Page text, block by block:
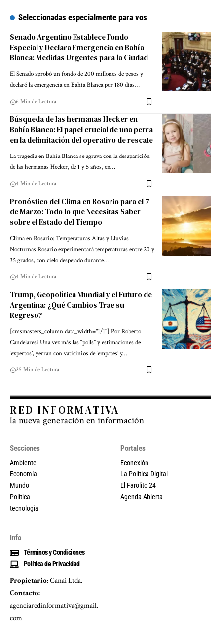
Seleccionadas especialmente para vos
Senado Argentino Establece Fondo
Especial y Declara Emergencia en Bahía
Blanca: Medidas Urgentes para la Ciudad
El Senado aprobó un fondo de 200 millones de pesos y
declaró la emergencia en Bahía Blanca por 180 días…
6 Min de Lectura
Búsqueda de las hermanas Hecker en
Bahía Blanca: El papel crucial de una perra
en la delimitación del operativo de rescate
La tragedia en Bahía Blanca se agrava con la desaparición
de las hermanas Hecker, de 1 y 5 años, en…
4 Min de Lectura
Pronóstico del Clima en Rosario para el 7
de Marzo: Todo lo que Necesitas Saber
sobre el Estado del Tiempo
Clima en Rosario: Temperaturas Altas y Lluvias
Nocturnas Rosario experimentará temperaturas entre 20 y
35 grados, con cielo despejado durante…
4 Min de Lectura
Trump, Geopolítica Mundial y el Futuro de
Argentina: ¿Qué Cambios Trae su
Regreso?
[cmsmasters_column data_width="1/1"] Por Roberto
Candelaresi Una vez más las “polls” y estimaciones de
‘expertos’, yerran con vaticinios de ‘empates’ y…
25 Min de Lectura
RED INFORMATIVA
la nueva generación en información
Secciones
Ambiente
Economía
Mundo
Política
tecnologia
Portales
Econexión
La Política Digital
El Farolito 24
Agenda Abierta
Info
Términos y Condiciones
Política de Privacidad
Propietario:Canai Ltda.
Contacto:
agenciaredinformativa@gmail.
com